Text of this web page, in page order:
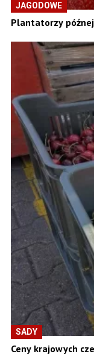
JAGODOWE
Plantatorzy
SADY
Ceny krajowych